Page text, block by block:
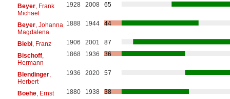
Beyer, Frank
Michael
1928 2008 65
Beyer, Johanna
Magdalena
1888 1944 44
Biebl, Franz 1906 2001
87
Bischoff,
Hermann
1868 1936 36
Blendinger,
Herbert
1936 2020 57
Boehe, Ernst 1880 1938
38